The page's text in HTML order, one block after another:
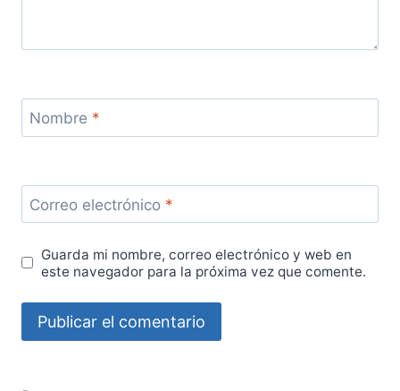
Nombre *
Correo electrónico *
Guarda mi nombre, correo electrónico y web en
este navegador para la próxima vez que comente.